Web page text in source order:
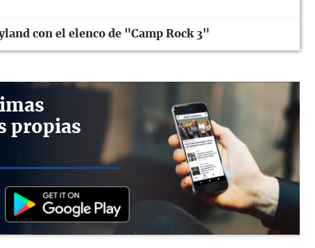
con el elenco de "Camp Rock 3"
propias